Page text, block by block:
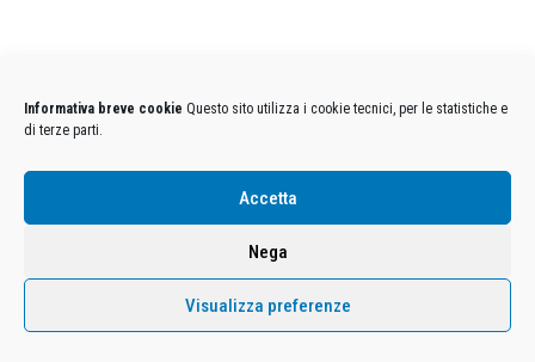
Informativa breve cookie Questo sito utilizza i cookie tecnici, per le statistiche e
di terze parti.
Accetta
Nega
Visualizza preferenze